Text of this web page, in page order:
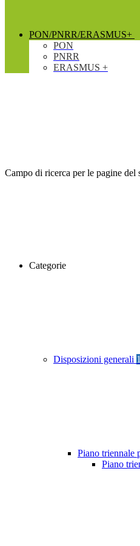
PON/PNRR/ERASMUS+
PON
PNRR
ERASMUS +
Campo di ricerca per le pagine del
Categorie
Disposizioni generali
Piano triennale
Piano